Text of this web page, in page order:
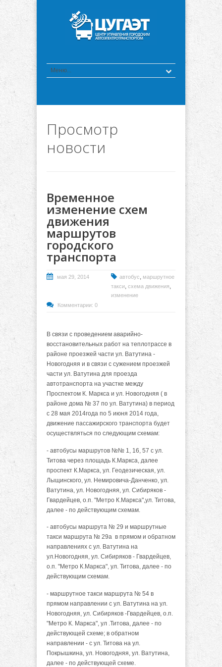
Просмотр
новости
Временное
изменение схем
движения
маршрутов
городского
транспорта
мая 29, 2014 автобус, маршрутное
такси, схема движения,
изменение
Комментарии: 0
В связи с проведением аварийно-
восстановительных работ на теплотрассе в
районе проезжей части ул. Ватутина -
Новогодняя и в связи с сужением проезжей
части ул. Ватутина для проезда
автотранспорта на участке между
Проспектом К. Маркса и ул. Новогодняя ( в
районе дома № 37 по ул. Ватутина) в период
с 28 мая 2014года по 5 июня 2014 года,
движение пассажирского транспорта будет
осуществляться по следующим схемам:
- автобусы маршрутов №№ 1, 16, 57 с ул.
Титова через площадь К.Маркса, далее
проспект К.Маркса, ул. Геодезическая, ул.
Лыщинского, ул. Немировича-Данченко, ул.
Ватутина, ул. Новогодняя, ул. Сибиряков -
Гвардейцев, о.п. "Метро К.Маркса",ул. Титова,
далее - по действующим схемам.
- автобусы маршрута № 29 и маршрутные
такси маршрута № 29а в прямом и обратном
направлениях с ул. Ватутина на
ул.Новогодняя, ул. Сибиряков - Гвардейцев,
о.п. "Метро К.Маркса", ул. Титова, далее - по
действующим схемам.
- маршрутное такси маршрута № 54 в
прямом направлении с ул. Ватутина на ул.
Новогодняя, ул. Сибиряков -Гвардейцев, о.п.
"Метро К. Маркса", ул .Титова, далее - по
действующей схеме; в обратном
направлении - с ул. Титова на ул.
Покрышкина, ул. Новогодняя, ул. Ватутина,
далее - по действующей схеме.